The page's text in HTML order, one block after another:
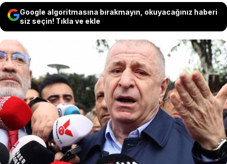
Google algoritmasına bırakmayın, okuyacağınız haberi
siz seçin! Tıkla ve ekle
Silivri Cezaevi'nde tutuklu bulunan Zafer Partisi
lideri Ümit Özdağ hakkında, 26 Şubat 2020'de 27.
Dönem Milletvekili olarak görev yaptığı sırada,
Meclis'teki basın açıklamasında, "Libya'da görev
yapan MİT mensuplarının kimliklerini deşifre
ettiği" gerekçesiyle iddianame hazırlandı. Özdağ, 3
yıldan 7 yıla kadar hapis cezası istemiyle Ağır Ceza
Mahkemesi'nde yargılanacak.